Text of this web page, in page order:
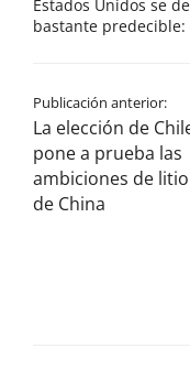
Estados Unidos se
bastante
Publicación anterior:
La elección de
pone a prueba las
ambiciones de litio
de China